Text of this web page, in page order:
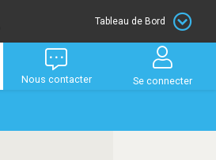
Tableau de Bord
Nous contacter Se connecter